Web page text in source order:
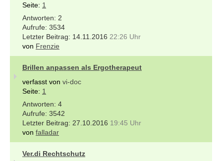
Seite: 1
2
3534
14.11.2016 22:26 Uhr
von Frenzie
Brillen anpassen als Ergotherapeut
verfasst von vi-doc
Seite: 1
4
3542
27.10.2016 19:45 Uhr
von falladar
Ver.di Rechtschutz